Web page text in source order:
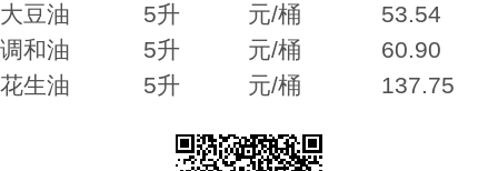
大豆油 5升 元/桶 53.54
调和油 5升 元/桶 60.90
花生油 5升 元/桶 137.75